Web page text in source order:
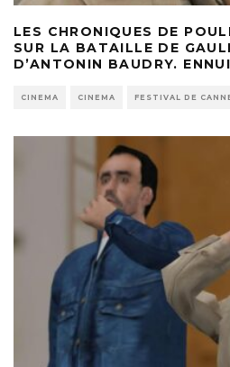
LES CHRONIQUES DE
SUR LA BATAILLE DE
D’ANTONIN BAUDRY.
CINEMA CINEMA FESTIVAL DE